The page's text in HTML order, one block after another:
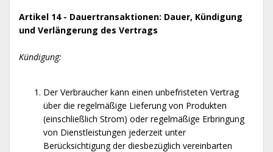
Artikel 14 - Dauertransaktionen: Dauer, Kündigung
und Verlängerung des Vertrags
Kündigung:
Der Verbraucher kann einen unbefristeten Vertrag
über die regelmäßige Lieferung von Produkten
(einschließlich Strom) oder regelmäßige Erbringung
von Dienstleistungen jederzeit unter
Berücksichtigung der diesbezüglich vereinbarten